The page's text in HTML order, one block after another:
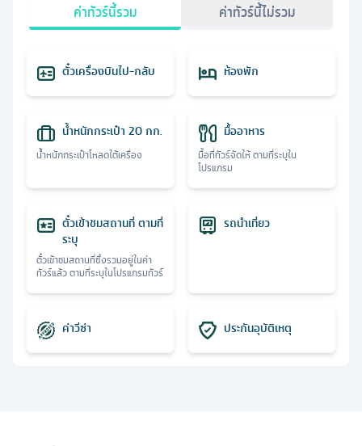
ค่าทัวร์นี้รวม ค่าทัวร์นี้ไม่รวม
ตั๋วเครื่องบินไป-กลับ ห้องพัก
น้ำหนักกระเป๋า 20 กก.
น้ำหนักกระเป๋าโหลดใต้เครื่อง
มื้ออาหาร
มื้อที่ทัวร์จัดให้ ตามที่ระบุใน
โปรแกรม
ตั๋วเข้าชมสถานที่ ตามที่
ระบุ
ตั๋วเข้าชมสถานที่ซึ่งรวมอยู่ในค่า
ทัวร์แล้ว ตามที่ระบุในโปรแกรมทัวร์
รถนำเที่ยว
ค่าวีซ่า ประกันอุบัติเหตุ